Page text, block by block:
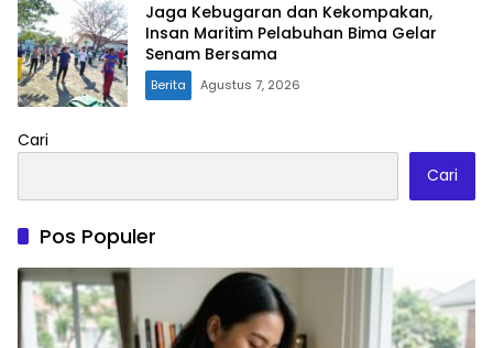
Jaga Kebugaran dan Kekompakan,
Insan Maritim Pelabuhan Bima Gelar
Senam Bersama
Berita Agustus 7, 2026
Cari
Cari
Pos Populer